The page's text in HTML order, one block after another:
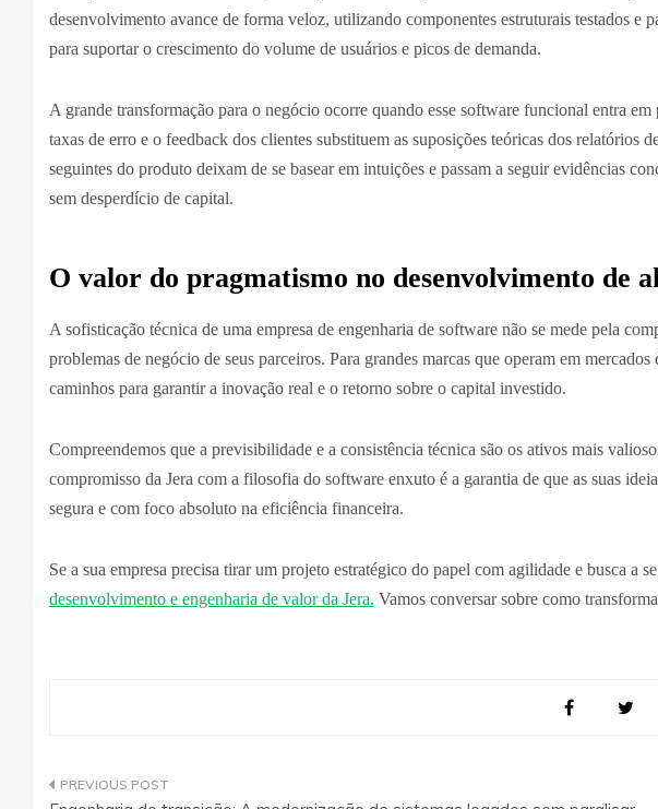
desenvolvimento avance de forma veloz, utilizando componentes estruturais testados e
para suportar o crescimento do volume de usuários e picos de demanda.
A grande transformação para o negócio ocorre quando esse software funcional entra
taxas de erro e o feedback dos clientes substituem as suposições teóricas dos relatórios
seguintes do produto deixam de se basear em intuições e passam a seguir evidências
sem desperdício de capital.
O valor do pragmatismo no desenvolvimento de
A sofisticação técnica de uma empresa de engenharia de software não se mede pela
problemas de negócio de seus parceiros. Para grandes marcas que operam em
caminhos para garantir a inovação real e o retorno sobre o capital investido.
Compreendemos que a previsibilidade e a consistência técnica são os ativos mais
compromisso da Jera com a filosofia do software enxuto é a garantia de que as suas
segura e com foco absoluto na eficiência financeira.
Se a sua empresa precisa tirar um projeto estratégico do papel com agilidade e busca a
desenvolvimento e engenharia de valor da Jera. Vamos conversar sobre como
Navegação